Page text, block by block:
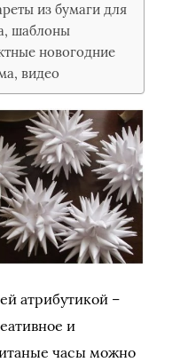
из бумаги для
шаблоны
новогодние
видео
атрибутикой –
и
часы можно